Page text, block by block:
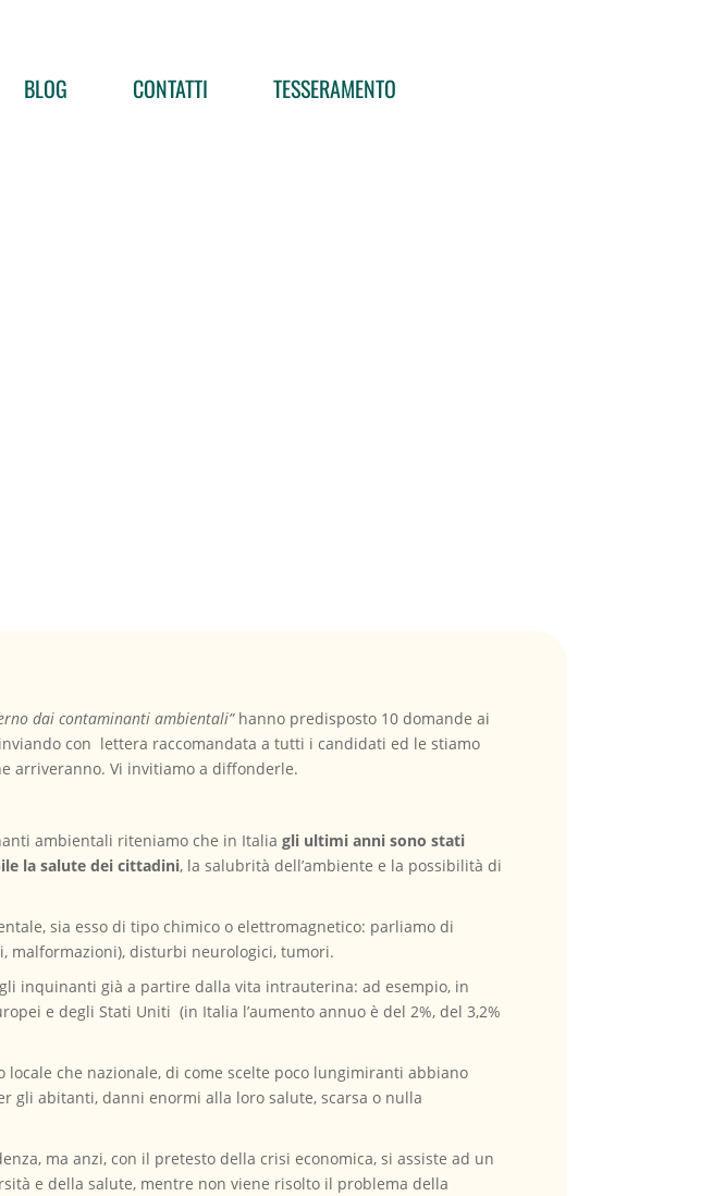
BLOG CONTATTI TESSERAMENTO
dai contaminanti ambientali” hanno predisposto 10 domande ai
con lettera raccomandata a tutti i candidati ed le stiamo
arriveranno. Vi invitiamo a diffonderle.
ambientali riteniamo che in Italiagli ultimi anni sono stati
la salute dei cittadini, la salubrità dell’ambiente e la possibilità di
sia esso di tipo chimico o elettromagnetico: parliamo di
malformazioni), disturbi neurologici, tumori.
inquinanti già a partire dalla vita intrauterina: ad esempio, in
e degli Stati Uniti (in Italia l’aumento annuo è del 2%, del 3,2%
che nazionale, di come scelte poco lungimiranti abbiano
abitanti, danni enormi alla loro salute, scarsa o nulla
ma anzi, con il pretesto della crisi economica, si assiste ad un
e della salute, mentre non viene risolto il problema della